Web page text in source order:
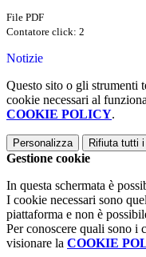
File PDF
Contatore click: 2
Notizie
Questo sito o gli strumenti
cookie necessari al
COOKIE POLICY.
Personalizza Rifiuta tutti i
Gestione cookie
In questa schermata è
I cookie necessari sono
piattaforma e non è
Per conoscere quali sono i
visionare la COOKIE